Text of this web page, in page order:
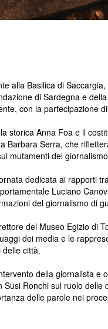
alla Basilica di
di Sardegna e
con la partecipazione
storica Anna Foa e il
Barbara Serra, che
mutamenti del
dedicata ai rapporti
Luciano
del giornalismo di
del Museo Egizio di
dei media e le
città.
della giornalista
Ronchi sul ruolo
delle parole nei